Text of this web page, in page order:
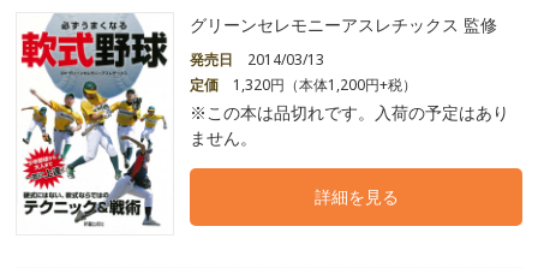
グリーンセレモニーアスレチックス 監修
発売日
2014/03/13
定価
1,320円（本体1,200円+税）
※この本は品切れです。入荷の予定はあり
ません。
詳細を見る